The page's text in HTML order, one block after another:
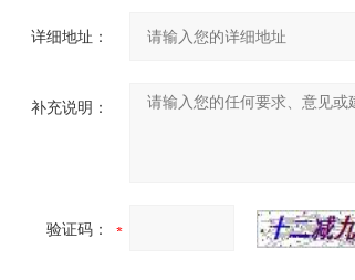
详细地址：
补充说明：
验证码：